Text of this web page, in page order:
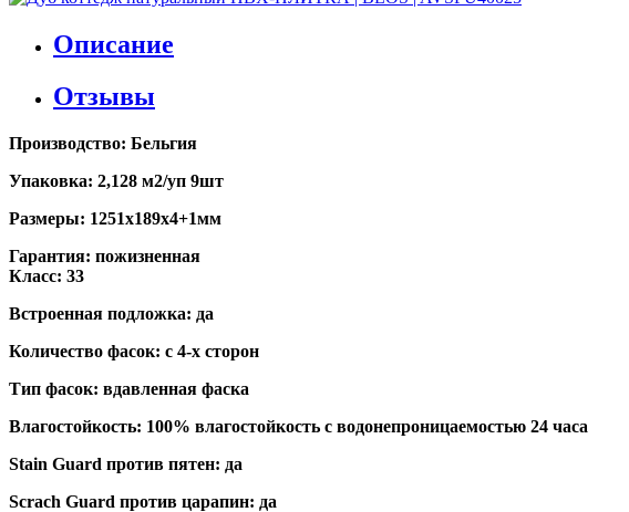
Описание
Отзывы
Производство: Бельгия
Упаковка: 2,128 м2/уп 9шт
Размеры: 1251х189х4+1мм
Гарантия: пожизненная
Класс: 33
Встроенная подложка: да
Количество фасок: с 4-х сторон
Тип фасок: вдавленная фаска
Влагостойкость: 100% влагостойкость с водонепроницаемостью 24 часа
Stain Guard против пятен: да
Scrach Guard против царапин: да